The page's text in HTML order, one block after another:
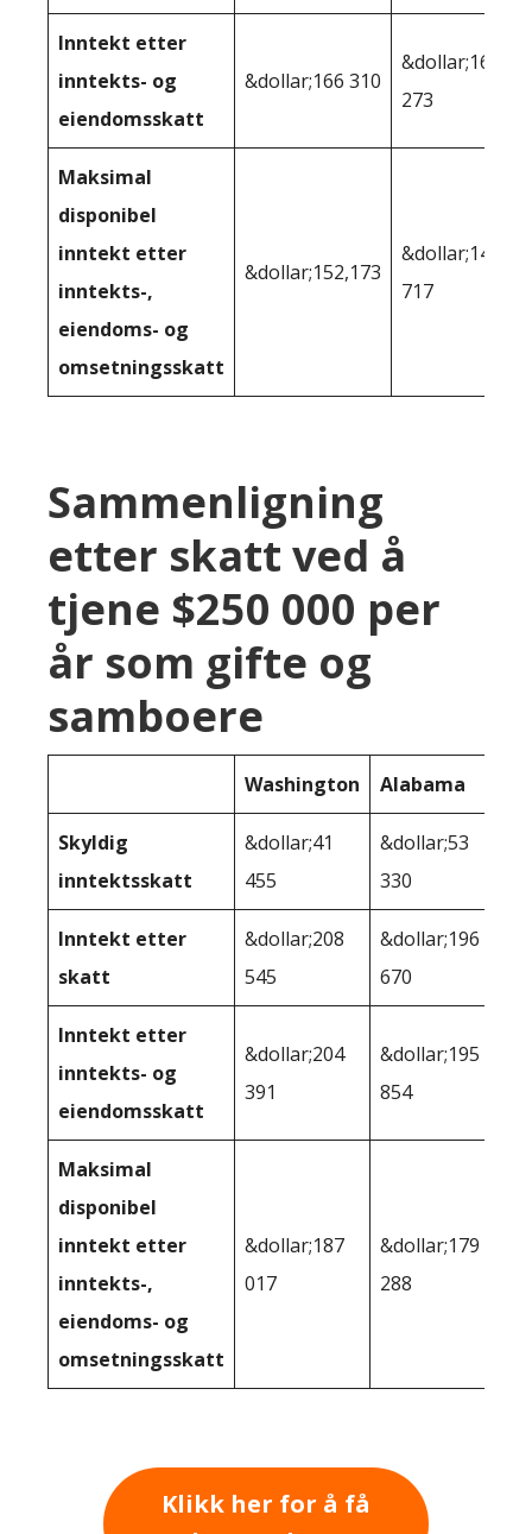
Inntekt etter
inntekts- og
eiendomsskatt
&dollar;166 310
&dollar;160
273
Maksimal
disponibel
inntekt etter
inntekts-,
eiendoms- og
omsetningsskatt
&dollar;152,173
&dollar;146
717
Sammenligning
etter skatt ved å
tjene $250 000 per
år som gifte og
samboere
Washington Alabama
Skyldig
inntektsskatt
&dollar;41
455
&dollar;53
330
Inntekt etter
skatt
&dollar;208
545
&dollar;196
670
Inntekt etter
inntekts- og
eiendomsskatt
&dollar;204
391
&dollar;195
854
Maksimal
disponibel
inntekt etter
inntekts-,
eiendoms- og
omsetningsskatt
&dollar;187
017
&dollar;179
288
Klikk her for å få